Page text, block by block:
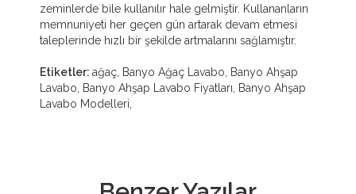
zeminlerde bile kullanılır hale gelmiştir. Kullananların
memnuniyeti her geçen gün artarak devam etmesi
taleplerinde hızlı bir şekilde artmalarını sağlamıştır.
Etiketler: ağaç, Banyo Ağaç Lavabo, Banyo Ahşap
Lavabo, Banyo Ahşap Lavabo Fiyatları, Banyo Ahşap
Lavabo Modelleri,